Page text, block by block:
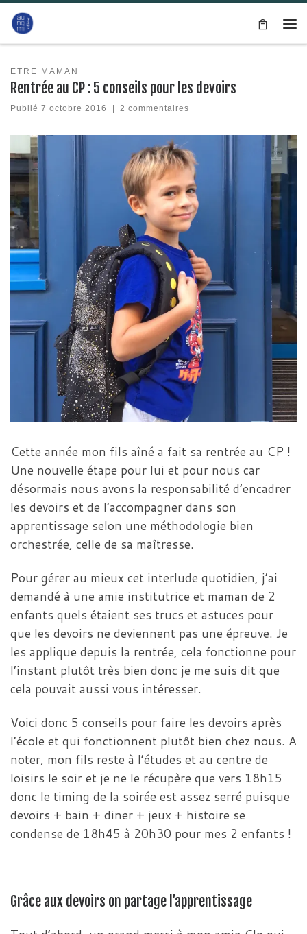
Passer au contenu
ETRE MAMAN
Rentrée au CP : 5 conseils pour les devoirs
Publié 7 octobre 2016 2 commentaires
Cette année mon fils aîné a fait sa rentrée au CP !
Une nouvelle étape pour lui et pour nous car
désormais nous avons la responsabilité d’encadrer
les devoirs et de l’accompagner dans son
apprentissage selon une méthodologie bien
orchestrée, celle de sa maîtresse.
Pour gérer au mieux cet interlude quotidien, j’ai
demandé à une amie institutrice et maman de 2
enfants quels étaient ses trucs et astuces pour
que les devoirs ne deviennent pas une épreuve. Je
les applique depuis la rentrée, cela fonctionne pour
l’instant plutôt très bien donc je me suis dit que
cela pouvait aussi vous intéresser.
Voici donc 5 conseils pour faire les devoirs après
l’école et qui fonctionnent plutôt bien chez nous. A
noter, mon fils reste à l’études et au centre de
loisirs le soir et je ne le récupère que vers 18h15
donc le timing de la soirée est assez serré puisque
devoirs + bain + diner + jeux + histoire se
condense de 18h45 à 20h30 pour mes 2 enfants !
Grâce aux devoirs on partage l’apprentissage